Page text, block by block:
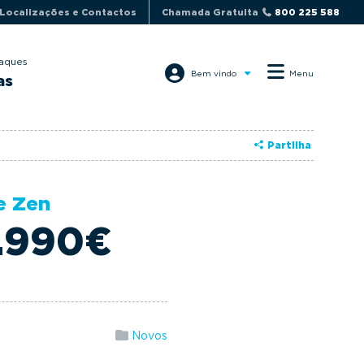
Localizações e Contactos Chamada Gratuita 800 225 588
Bem vindo Menu
Partilha
Zen
Novos